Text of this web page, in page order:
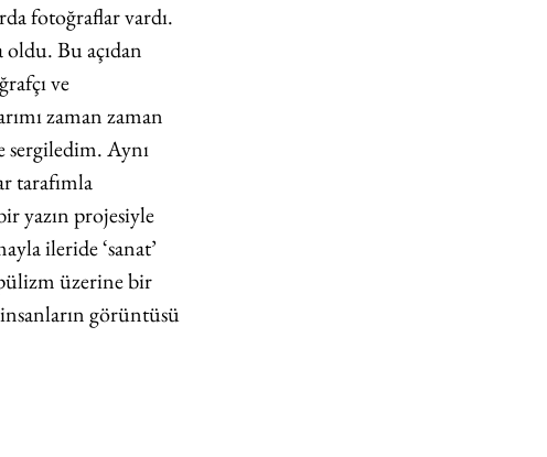
fotoğraflar vardı.
oldu. Bu açıdan
ve
zaman zaman
sergiledim. Aynı
tarafımla
yazın projesiyle
ileride ‘sanat’
üzerine bir
görüntüsü